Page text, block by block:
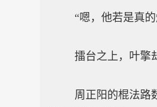
“嗯，他若是真的爆
擂台之上，叶擎
周正阳的棍法路数